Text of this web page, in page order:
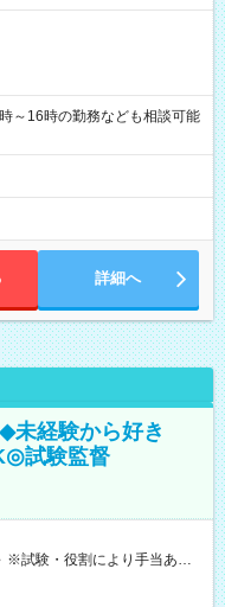
16時の勤務なども相談可能
詳細へ
未経験から好き
試験監督
（前払い）オプションあ
1週間ほどで給与の一部を受け